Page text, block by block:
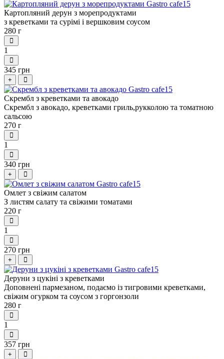
Картопляний дерун з морепродуктами
з креветками та сурімі і вершковим соусом
280 г
1
345 грн
+
Скрембл з креветками та авокадо
Скрембл з авокадо, креветками гриль,рукколою та томатною
сальсою
270 г
1
340 грн
+
Омлет з свіжим салатом
З листям салату та свіжими томатами
220 г
1
270 грн
+
Деруни з цукіні з креветками
Доповнені пармезаном, подаємо із тигровими креветками,
свіжим огурком та соусом з горгонзоли
280 г
1
357 грн
+